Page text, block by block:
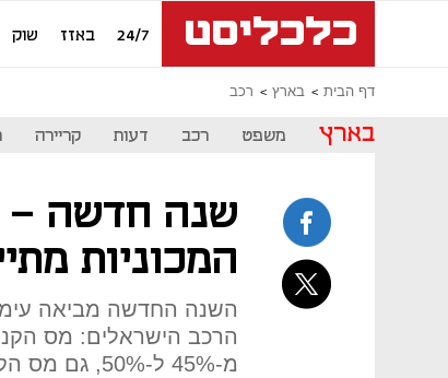
24/7 באזז שוק
דף הבית בארץ רכב
בארץ משפט רכב דעות קריירה
שנה חדשה -
המכוניות
השנה החדשה מביאה
הרכב הישראלים: מס
מ-45% ל-